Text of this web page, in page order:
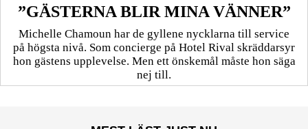
”GÄSTERNA BLIR MINA VÄNNER”
Michelle Chamoun har de gyllene nycklarna till service
på högsta nivå. Som concierge på Hotel Rival skräddarsyr
hon gästens upp­levelse. Men ett önskemål måste hon säga
nej till.